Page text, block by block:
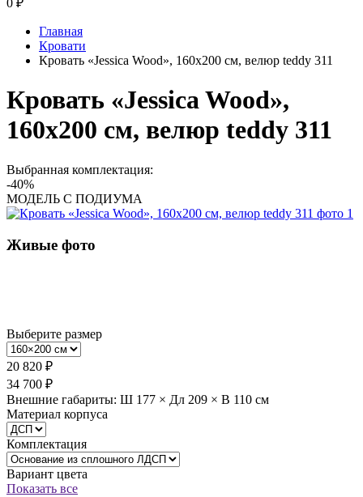
0 ₽
Главная
Кровати
Кровать «Jessica Wood», 160x200 см, велюр teddy 311
Кровать «Jessica Wood»,
160x200 см, велюр teddy 311
Выбранная комплектация:
-40%
МОДЕЛЬ С ПОДИУМА
Живые фото
Выберите размер
20 820 ₽
34 700 ₽
Внешние габариты: Ш 177 × Дл 209 × В 110 см
Материал корпуса
Комплектация
Вариант цвета
Показать все